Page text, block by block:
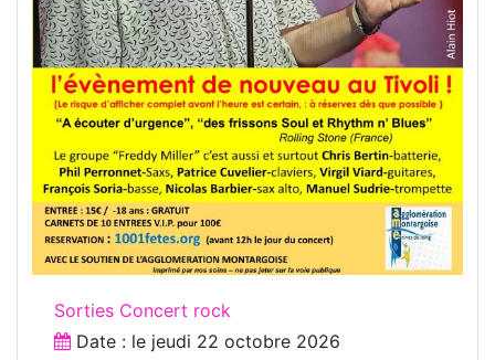
Sorties Concert rock
Date : le jeudi 22 octobre 2026